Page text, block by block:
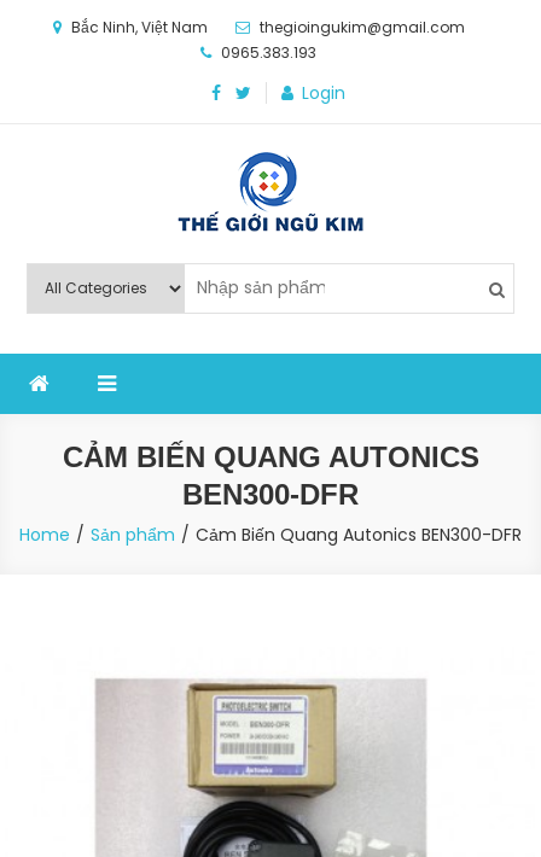
Bắc Ninh, Việt Nam
thegioingukim@gmail.com
0965.383.193
Login
Thế Giới Ngũ Kim
nghiệp sản xuất
CẢM BIẾN QUANG AUTONICS
BEN300-DFR
Home Sản phẩm Cảm Biến Quang Autonics BEN300-DFR